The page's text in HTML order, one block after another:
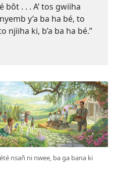
bôt . . . A’ tos gwiiha
y’a ba ha bé, to
njiiha ki, b’a ba ha bé.”​
nsañ ni nwee, ba ga bana ki